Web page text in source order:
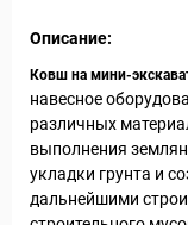
Описание:
Ковш на мини-
навесное
различных
выполнения
укладки грунта и
дальнейшими